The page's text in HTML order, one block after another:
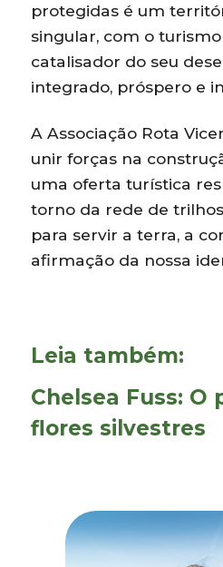
protegidas é um
singular, com o
catalisador do seu
integrado, próspero e
A Associação Rota
unir forças na
uma oferta turística
torno da rede de
para servir a terra, a
afirmação da nossa
Leia também:
Chelsea Fuss: O
flores silvestres